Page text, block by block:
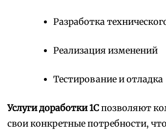
Разработка
Реализация изменений
Тестирование и отладка
Услуги доработки 1Спозволяют
свои конкретные потребности,